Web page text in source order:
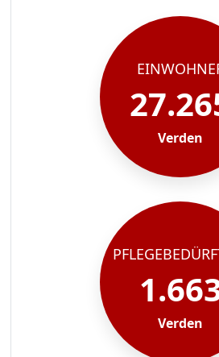
In Verden leben rund
Von diesen 27265
Ca. 266 dieser
Der Großteil der
Verden
Verden